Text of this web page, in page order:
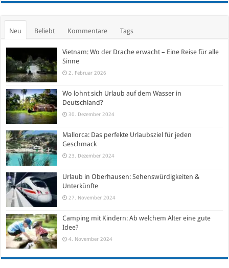
Neu Beliebt Kommentare Tags
Vietnam: Wo der Drache erwacht – Eine Reise für alle
Sinne
2. Februar 2026
Wo lohnt sich Urlaub auf dem Wasser in
Deutschland?
30. Dezember 2024
Mallorca: Das perfekte Urlaubsziel für jeden
Geschmack
23. Dezember 2024
Urlaub in Oberhausen: Sehenswürdigkeiten &
Unterkünfte
27. November 2024
Camping mit Kindern: Ab welchem Alter eine gute
Idee?
4. November 2024